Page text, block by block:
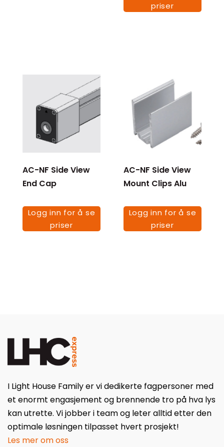
priser
AC-NF Side View
End Cap
Logg inn for å se
priser
AC-NF Side View
Mount Clips Alu
Logg inn for å se
priser
I Light House Family er vi dedikerte fagpersoner med
et enormt engasjement og brennende tro på hva lys
kan utrette. Vi jobber i team og leter alltid etter den
optimale løsningen tilpasset hvert prosjekt!
Les mer om oss